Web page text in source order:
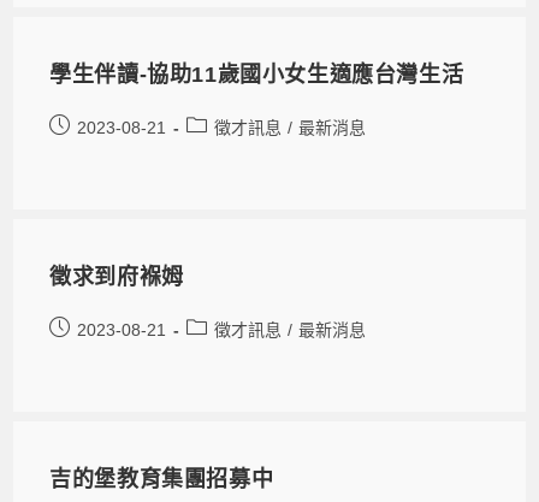
學生伴讀-協助11歲國小女生適應台灣生活
2023-08-21 徵才訊息 / 最新消息
徵求到府褓姆
2023-08-21 徵才訊息 / 最新消息
吉的堡教育集團招募中